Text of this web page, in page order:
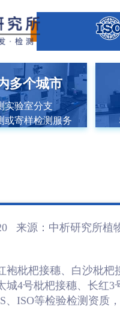
多个城市
实验室分支
或寄样检测服务
来源： 中析研究所植
袍枇杷接穗、白沙枇杷
4号枇杷接穗、长红3
ISO等检验检测资质